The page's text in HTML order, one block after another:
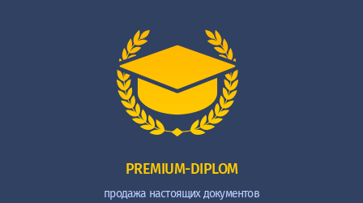
PREMIUM-DIPLOM
продажа настоящих документов